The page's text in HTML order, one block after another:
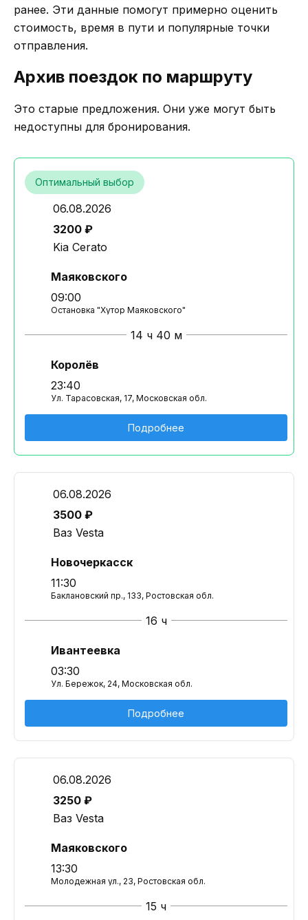
ранее. Эти данные помогут примерно оценить
стоимость, время в пути и популярные точки
отправления.
Архив поездок по маршруту
Это старые предложения. Они уже могут быть
недоступны для бронирования.
Оптимальный выбор
06.08.2026
3200 ₽
Kia Cerato
Маяковского
09:00
Остановка "Хутор Маяковского"
14 ч 40 м
Королёв
23:40
Ул. Тарасовская, 17, Московская обл.
Подробнее
06.08.2026
3500 ₽
Ваз Vesta
Новочеркасск
11:30
Баклановский пр., 133, Ростовская обл.
16 ч
Ивантеевка
03:30
Ул. Бережок, 24, Московская обл.
Подробнее
06.08.2026
3250 ₽
Ваз Vesta
Маяковского
13:30
Молодежная ул., 23, Ростовская обл.
15 ч